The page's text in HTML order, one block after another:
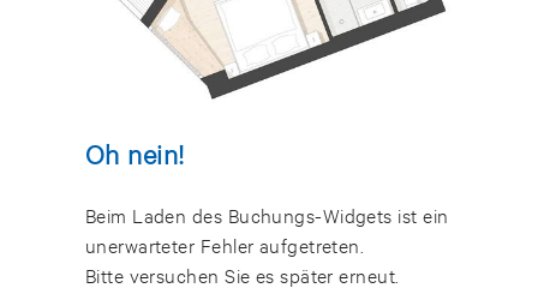
Oh nein!
Beim Laden des Buchungs-Widgets ist ein
unerwarteter Fehler aufgetreten.
Bitte versuchen Sie es später erneut.